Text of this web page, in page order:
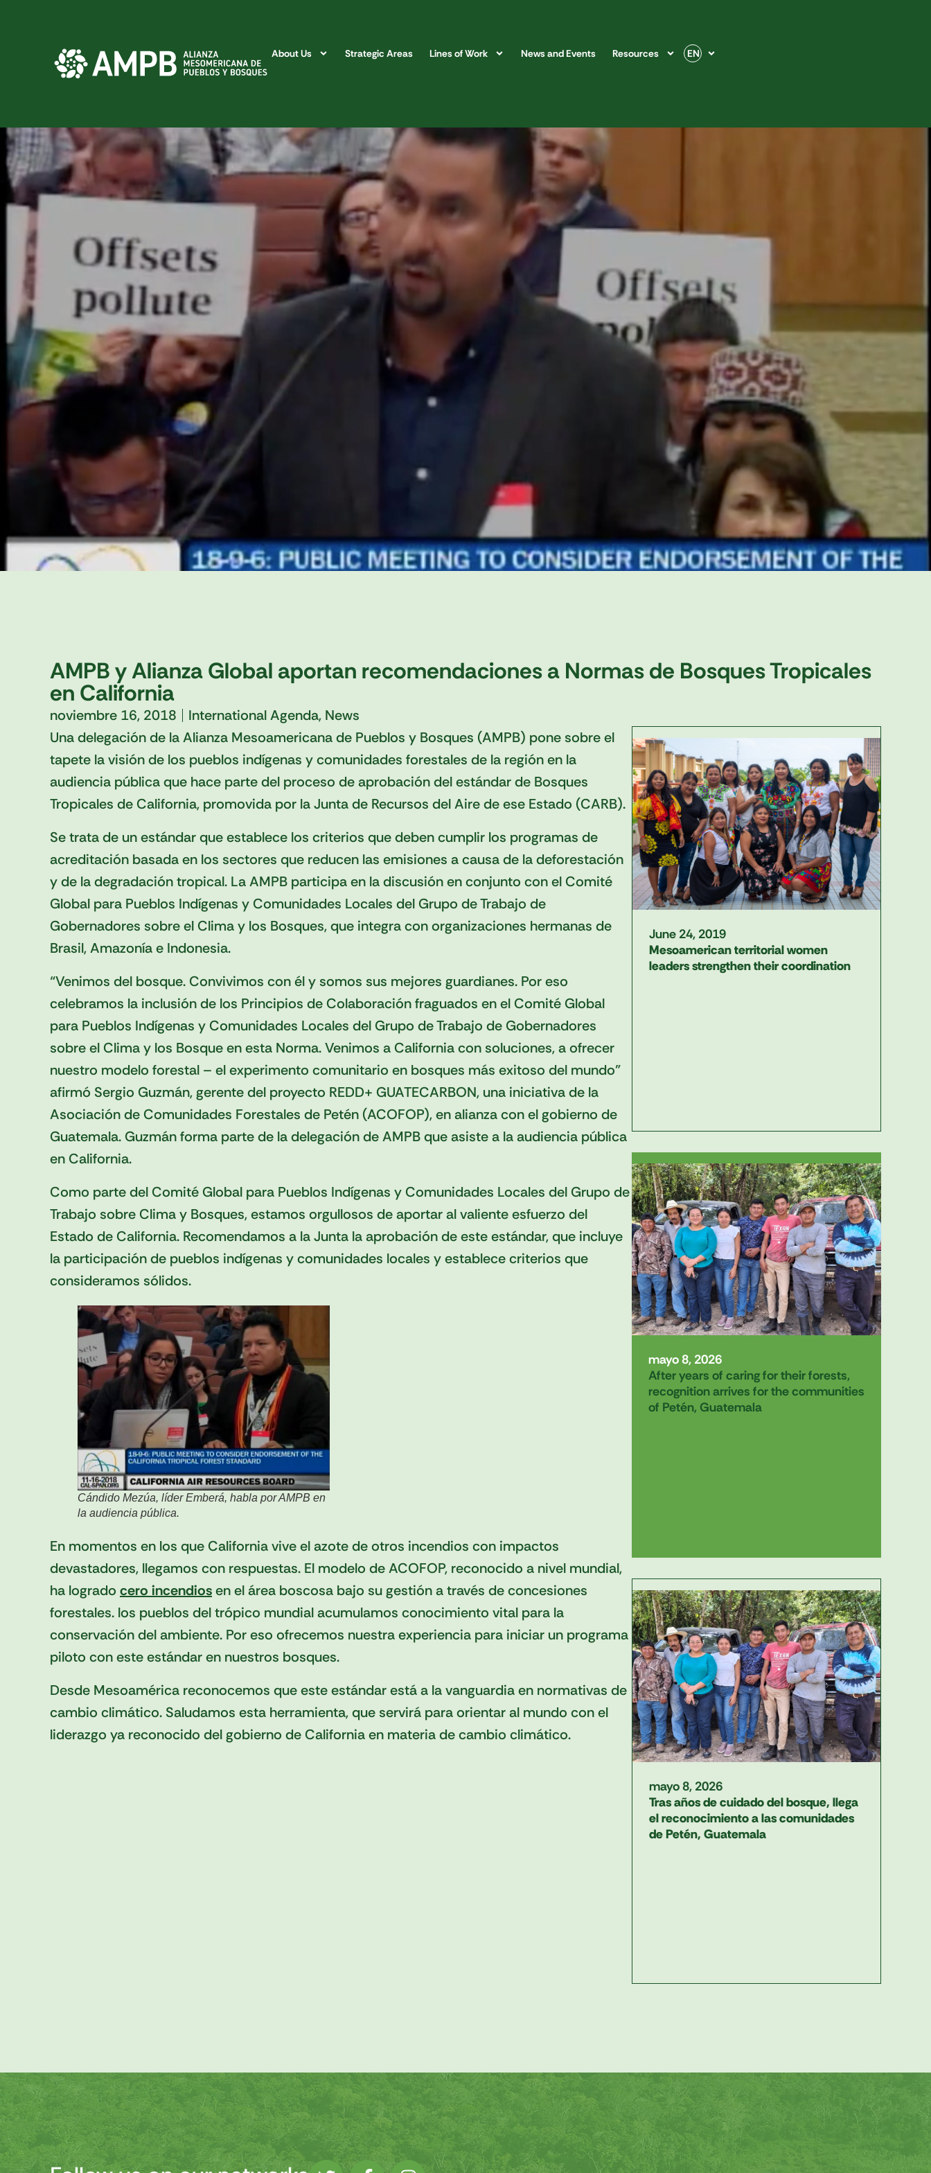
About Us Strategic Areas Lines of Work News and Events Resources EN
AMPB y Alianza Global aportan recomendaciones a Normas de Bosques Tropicales
en California
noviembre 16, 2018 International Agenda, News
Una delegación de la Alianza Mesoamericana de Pueblos y Bosques (AMPB) pone sobre el
tapete la visión de los pueblos indígenas y comunidades forestales de la región en la
audiencia pública que hace parte del proceso de aprobación del estándar de Bosques
Tropicales de California, promovida por la Junta de Recursos del Aire de ese Estado (CARB).
Se trata de un estándar que establece los criterios que deben cumplir los programas de
acreditación basada en los sectores que reducen las emisiones a causa de la deforestación
y de la degradación tropical. La AMPB participa en la discusión en conjunto con el Comité
Global para Pueblos Indígenas y Comunidades Locales del Grupo de Trabajo de
Gobernadores sobre el Clima y los Bosques, que integra con organizaciones hermanas de
Brasil, Amazonía e Indonesia.
“Venimos del bosque. Convivimos con él y somos sus mejores guardianes. Por eso
celebramos la inclusión de los Principios de Colaboración fraguados en el Comité Global
para Pueblos Indígenas y Comunidades Locales del Grupo de Trabajo de Gobernadores
sobre el Clima y los Bosque en esta Norma. Venimos a California con soluciones, a ofrecer
nuestro modelo forestal – el experimento comunitario en bosques más exitoso del mundo”
afirmó Sergio Guzmán, gerente del proyecto REDD+ GUATECARBON, una iniciativa de la
Asociación de Comunidades Forestales de Petén (ACOFOP), en alianza con el gobierno de
Guatemala. Guzmán forma parte de la delegación de AMPB que asiste a la audiencia pública
en California.
Como parte del Comité Global para Pueblos Indígenas y Comunidades Locales del Grupo de
Trabajo sobre Clima y Bosques, estamos orgullosos de aportar al valiente esfuerzo del
Estado de California. Recomendamos a la Junta la aprobación de este estándar, que incluye
la participación de pueblos indígenas y comunidades locales y establece criterios que
consideramos sólidos.
Cándido Mezúa, líder Emberá, habla por AMPB en
la audiencia pública.
En momentos en los que California vive el azote de otros incendios con impactos
devastadores, llegamos con respuestas. El modelo de ACOFOP, reconocido a nivel mundial,
ha logrado cero incendiosen el área boscosa bajo su gestión a través de concesiones
forestales. los pueblos del trópico mundial acumulamos conocimiento vital para la
conservación del ambiente. Por eso ofrecemos nuestra experiencia para iniciar un programa
piloto con este estándar en nuestros bosques.
Desde Mesoamérica reconocemos que este estándar está a la vanguardia en normativas de
cambio climático. Saludamos esta herramienta, que servirá para orientar al mundo con el
liderazgo ya reconocido del gobierno de California en materia de cambio climático.
June 24, 2019
Mesoamerican territorial women
leaders strengthen their coordination
mayo 8, 2026
After years of caring for their forests,
recognition arrives for the communities
of Petén, Guatemala
mayo 8, 2026
Tras años de cuidado del bosque, llega
el reconocimiento a las comunidades
de Petén, Guatemala